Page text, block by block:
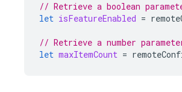
// Retrieve a boolean
let isFeatureEnabled =
// Retrieve a number
let maxItemCount =